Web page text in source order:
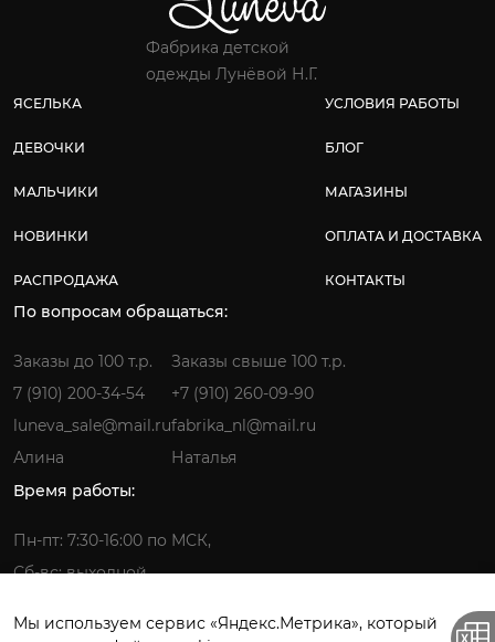
Фабрика детской
одежды Лунёвой Н.Г.
ЯСЕЛЬКА
ДЕВОЧКИ
МАЛЬЧИКИ
НОВИНКИ
РАСПРОДАЖА
УСЛОВИЯ РАБОТЫ
БЛОГ
МАГАЗИНЫ
ОПЛАТА И ДОСТАВКА
КОНТАКТЫ
По вопросам обращаться:
Заказы до 100 т.р.
7 (910) 200-34-54
luneva_sale@mail.ru
Алина
Заказы свыше 100 т.р.
+7 (910) 260-09-90
fabrika_nl@mail.ru
Наталья
Время работы:
Пн-пт: 7:30-16:00 по МСК,
Сб-вс: выходной
Мы используем сервис «Яндекс.Метрика», который